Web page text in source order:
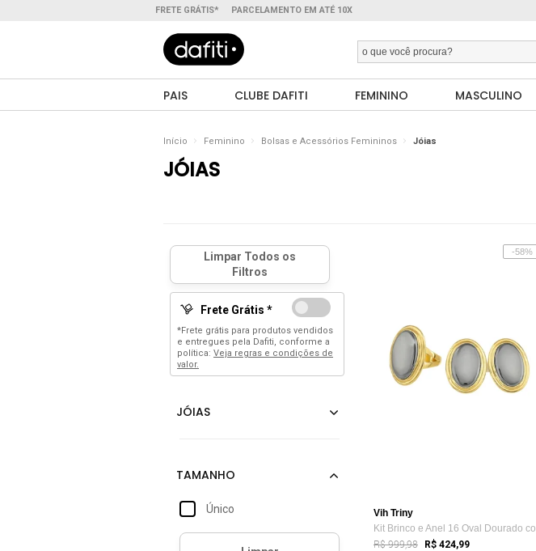
FRETE GRÁTIS* PARCELAMENTO EM ATÉ 10X
PAIS CLUBE DAFITI FEMININO MASCULINO
Início Feminino Bolsas e Acessórios Femininos Jóias
JÓIAS
Frete Grátis *
*Frete grátis para produtos vendidos
e entregues pela Dafiti, conforme a
política: Veja regras e condições de
valor.
Único
-58%
Vih Triny
R$ 999,98 R$ 424,99